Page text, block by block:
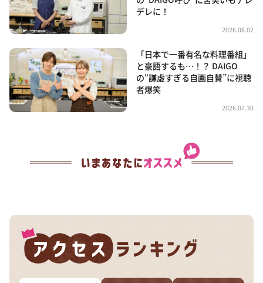
デレに！
2026.08.02
「日本で一番有名な料理番組」
と豪語するも…！？ DAIGO
の“謙虚すぎる自画自賛”に視聴
者爆笑
2026.07.30